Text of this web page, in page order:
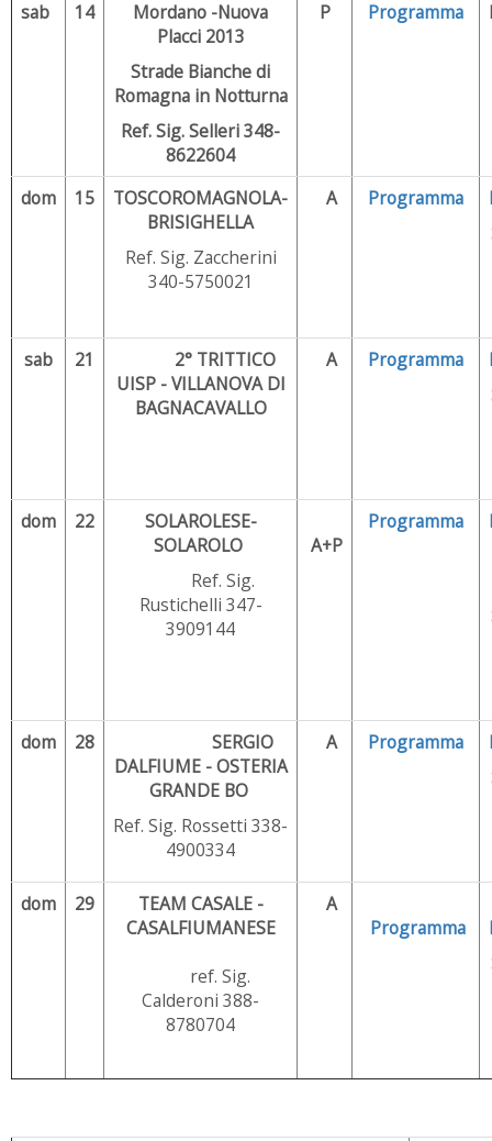
sab 14
Mordano -Nuova
Placci 2013
Strade Bianche di
Romagna in Notturna
Ref. Sig. Selleri 348-
8622604
P Programma
dom 15
TOSCOROMAGNOLA-
BRISIGHELLA
Ref. Sig. Zaccherini
340-5750021
A Programma
sab 21
2° TRITTICO
UISP - VILLANOVA DI
BAGNACAVALLO
A Programma
dom 22
SOLAROLESE-
SOLAROLO
Ref. Sig.
Rustichelli 347-
3909144
A+P
Programma
dom 28
SERGIO
DALFIUME - OSTERIA
GRANDE BO
Ref. Sig. Rossetti 338-
4900334
A Programma
dom 29
TEAM CASALE -
CASALFIUMANESE
ref. Sig.
Calderoni 388-
8780704
A
Programma